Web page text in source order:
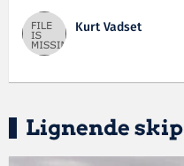
Kurt Vadset
Lignende skip